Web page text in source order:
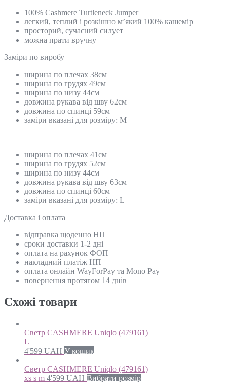
100% Cashmere Turtleneck Jumper
легкий, теплий і розкішно м’який 100% кашемір
просторий, сучасний силует
можна прати вручну
Замiри по виробу
ширина по плечах 38см
ширина по грудях 49см
ширина по низу 44см
довжина рукава від шву 62см
довжина по спинці 59см
заміри вказані для розміру: М
ширина по плечах 41см
ширина по грудях 52см
ширина по низу 44см
довжина рукава від шву 63см
довжина по спинці 60см
заміри вказані для розміру: L
Доставка і оплата
відправка щоденно НП
сроки доставки 1-2 дні
оплата на рахунок ФОП
накладний платіж НП
оплата онлайн WayForPay та Mono Pay
повернення протягом 14 днів
Схожi товари
Светр CASHMERE Uniqlo (479161)
L
4'599 UAH У кошик
Светр CASHMERE Uniqlo (479161)
xs s m 4'599 UAH Вибрати розмір